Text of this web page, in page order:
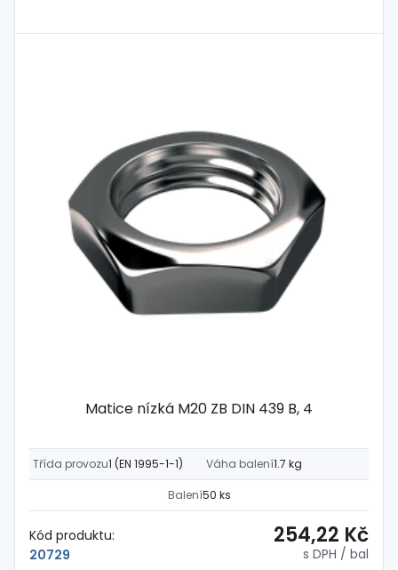
Matice nízká M20 ZB DIN 439 B, 4
Třída provozu1 (EN 1995-1-1) Váha balení1.7 kg
Balení50 ks
Kód produktu:
20729
254,22 Kč
s DPH / bal